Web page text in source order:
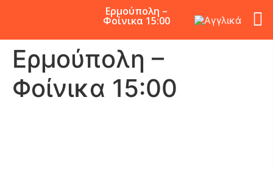
Ερμούπολη –
Φοίνικα 15:00
Ερμούπολη –
Φοίνικα 15:00